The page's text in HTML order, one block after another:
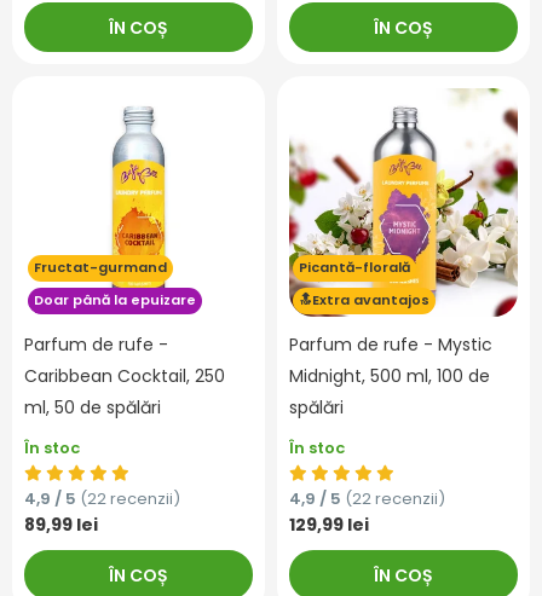
ÎN COȘ ÎN COȘ
Fructat-gurmand
Doar până la epuizare
Parfum de rufe -
Caribbean Cocktail, 250
ml, 50 de spălări
În stoc
4,9 / 5 (22 recenzii)
89,99 lei
ÎN COȘ
Picantă-florală
🔝Extra avantajos
Parfum de rufe - Mystic
Midnight, 500 ml, 100 de
spălări
În stoc
4,9 / 5 (22 recenzii)
129,99 lei
ÎN COȘ